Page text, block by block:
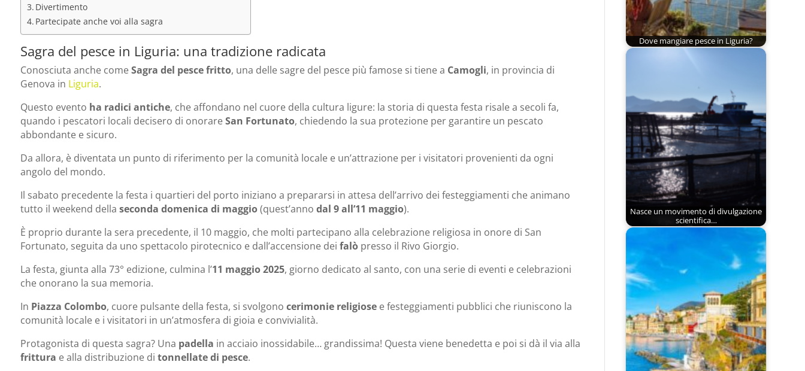
Divertimento
Partecipate anche voi alla sagra
Sagra del pesce in Liguria: una tradizione radicata
Conosciuta anche comeSagra del pesce fritto, una delle sagre del pesce più famose si tiene a Camogli, in provincia di
Genova in Liguria.
Questo evento ha radici antiche, che affondano nel cuore della cultura ligure: la storia di questa festa risale a secoli fa,
quando i pescatori locali decisero di onorareSan Fortunato, chiedendo la sua protezione per garantire un pescato
abbondante e sicuro.
Da allora, è diventata un punto di riferimento per la comunità locale e un’attrazione per i visitatori provenienti da ogni
angolo del mondo.
Il sabato precedente la festa i quartieri del porto iniziano a prepararsi in attesa dell’arrivo dei festeggiamenti che animano
tutto il weekend della seconda domenica di maggio(quest’anno dal 9 all’11 maggio).
È proprio durante la sera precedente, il 10 maggio, che molti partecipano alla celebrazione religiosa in onore di San
Fortunato, seguita da uno spettacolo pirotecnico e dall’accensione dei falòpresso il Rivo Giorgio.
La festa, giunta alla 73° edizione, culmina l’11 maggio 2025, giorno dedicato al santo, con una serie di eventi e celebrazioni
che onorano la sua memoria.
In Piazza Colombo, cuore pulsante della festa, si svolgono cerimonie religiosee festeggiamenti pubblici che riuniscono la
comunità locale e i visitatori in un’atmosfera di gioia e convivialità.
Protagonista di questa sagra? Una padella in acciaio inossidabile… grandissima! Questa viene benedetta e poi si dà il via alla
frittura e alla distribuzione di tonnellate di pesce.
Dove mangiare pesce in Liguria?
Nasce un movimento di divulgazione
scientifica…